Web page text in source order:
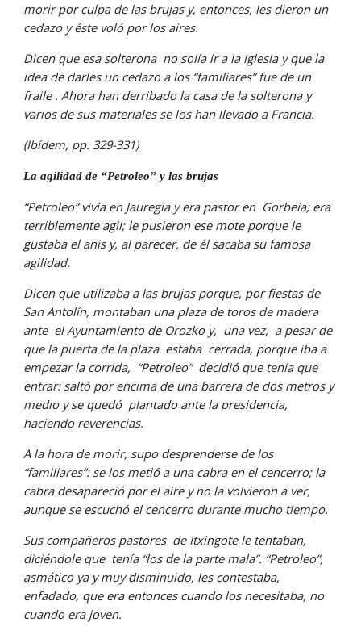
morir por culpa de las brujas y, entonces, les dieron un
cedazo y éste voló por los aires.
Dicen que esa solterona  no solía ir a la iglesia y que la
idea de darles un cedazo a los “familiares” fue de un
fraile . Ahora han derribado la casa de la solterona y
varios de sus materiales se los han llevado a Francia.
(Ibídem, pp. 329-331)
La agilidad de “Petroleo” y las brujas
“Petroleo” vivía en Jauregia y era pastor en  Gorbeia; era
terriblemente agil; le pusieron ese mote porque le
gustaba el anis y, al parecer, de él sacaba su famosa
agilidad.
Dicen que utilizaba a las brujas porque, por fiestas de
San Antolín, montaban una plaza de toros de madera
ante  el Ayuntamiento de Orozko y,  una vez,  a pesar de
que la puerta de la plaza  estaba  cerrada, porque iba a
empezar la corrida,  “Petroleo”  decidió que tenía que
entrar: saltó por encima de una barrera de dos metros y
medio y se quedó  plantado ante la presidencia,
haciendo reverencias.
A la hora de morir, supo desprenderse de los
“familiares”: se los metió a una cabra en el cencerro; la
cabra desapareció por el aire y no la volvieron a ver,
aunque se escuchó el cencerro durante mucho tiempo.
Sus compañeros pastores  de Itxingote le tentaban,
diciéndole que  tenía “los de la parte mala”. “Petroleo”,
asmático ya y muy disminuido, les contestaba,
enfadado, que era entonces cuando los necesitaba, no
cuando era joven.